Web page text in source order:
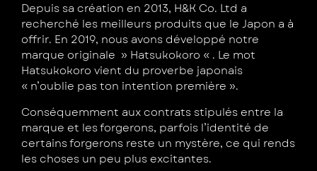
Depuis sa création en 2013, H&K Co. Ltd a
recherché les meilleurs produits que le Japon a à
offrir. En 2019, nous avons développé notre
marque originale » Hatsukokoro « . Le mot
Hatsukokoro vient du proverbe japonais
« n’oublie pas ton intention première ».
Conséquemment aux contrats stipulés entre la
marque et les forgerons, parfois l’identité de
certains forgerons reste un mystère, ce qui rends
les choses un peu plus excitantes.